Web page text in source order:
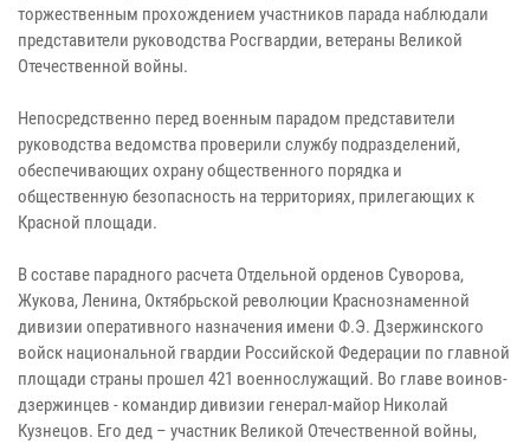
торжественным прохождением участников парада наблюдали
представители руководства Росгвардии, ветераны Великой
Отечественной войны.
Непосредственно перед военным парадом представители
руководства ведомства проверили службу подразделений,
обеспечивающих охрану общественного порядка и
общественную безопасность на территориях, прилегающих к
Красной площади.
В составе парадного расчета Отдельной орденов Суворова,
Жукова, Ленина, Октябрьской революции Краснознаменной
дивизии оперативного назначения имени Ф.Э. Дзержинского
войск национальной гвардии Российской Федерации по главной
площади страны прошел 421 военнослужащий. Во главе воинов-
дзержинцев - командир дивизии генерал-майор Николай
Кузнецов. Его дед – участник Великой Отечественной войны,